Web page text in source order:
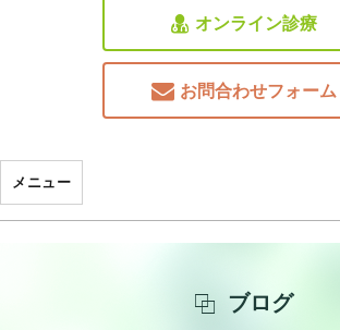
オンライン診療
お問合わせフォーム
メニュー
ブログ